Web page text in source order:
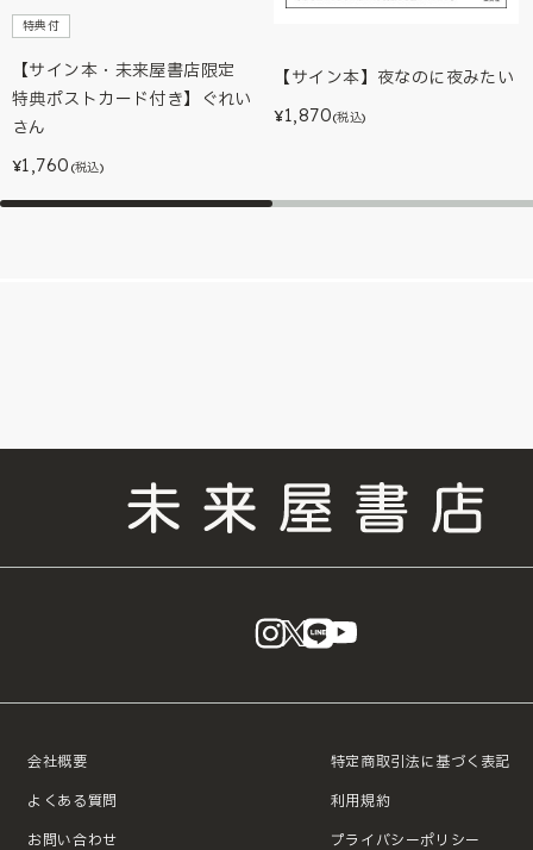
特典付
【サイン本・未来屋書店限定
特典ポストカード付き】ぐれい
さん
¥1,760 (税込)
【サイン本】夜なのに夜みたい
¥1,870(税込)
instagram
X LINE
会社概要
よくある質問
お問い合わせ
特定商取引法に基づく表記
利用規約
プライバシーポリシー